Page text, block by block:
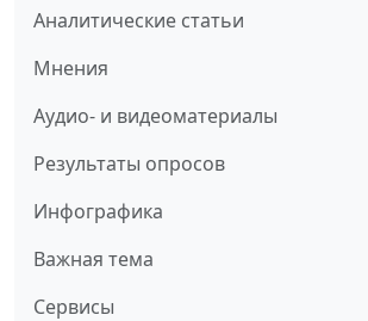
Аналитические статьи
Мнения
Аудио- и видеоматериалы
Результаты опросов
Инфографика
Важная тема
Сервисы